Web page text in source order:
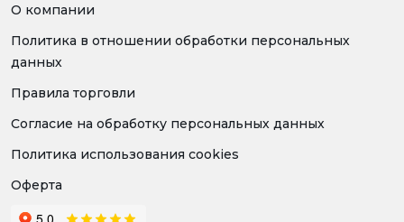
О компании
Политика в отношении обработки персональных
данных
Правила торговли
Согласие на обработку персональных данных
Политика использования cookies
Оферта